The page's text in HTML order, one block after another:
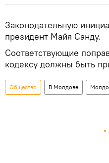
Законодательную
президент Майя Санду.
Соответствующие
кодексу должны быть
Общество В Молдове